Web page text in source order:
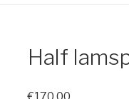
Half
€170,00